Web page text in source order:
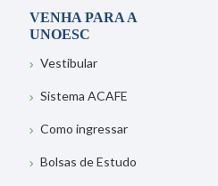
VENHA PARA A
UNOESC
Vestibular
Sistema ACAFE
Como ingressar
Bolsas de Estudo